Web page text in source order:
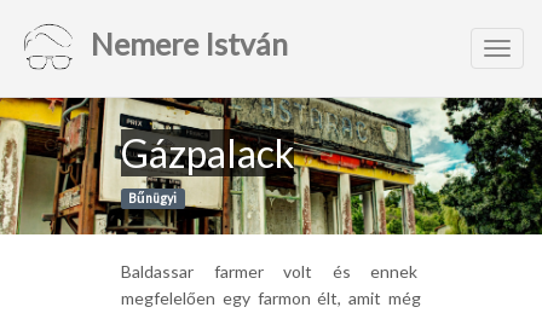
Nemere István
Gázpalack
Bűnügyi
Baldassar farmer volt és ennek
megfelelően egy farmon élt, amit még